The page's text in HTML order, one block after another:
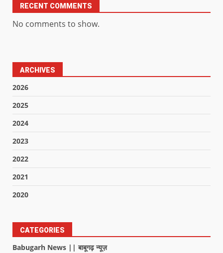
RECENT COMMENTS
No comments to show.
ARCHIVES
2026
2025
2024
2023
2022
2021
2020
CATEGORIES
Babugarh News || बाबूगढ़ न्यूज़